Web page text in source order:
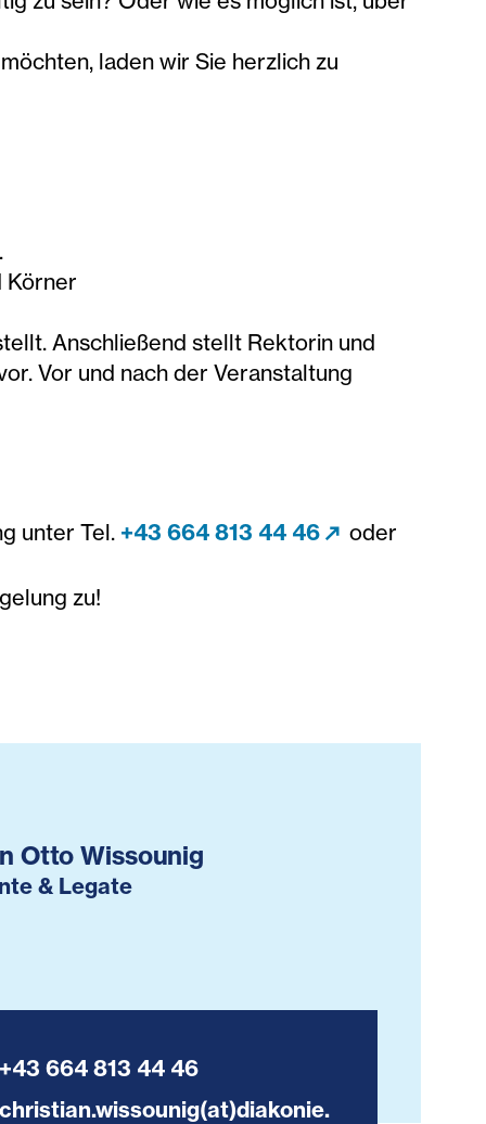
laden wir Sie herzlich zu
Körner
Anschließend stellt Rektorin und
Vor und nach der Veranstaltung
unter Tel. +43 664 813 44 46 oder
zu!
Otto Wissounig
& Legate
+43 664 813 44 46
christian.wissounig(at)diakonie.